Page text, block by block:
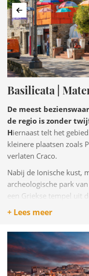
Vorige
Basilicata |
De meest
de regio is zonder
Hiernaast telt het
kleinere plaatsen zoals
verlaten Craco.
Nabij de Ionische kust,
archeologische park
een Griekse tempel uit
De Tyrreense kust is
inmiddels de bandiera
strandjes en Maratea
più belli d'Italia', de
dus zeker waard!
+ Lees meer